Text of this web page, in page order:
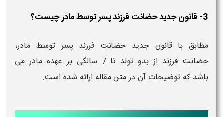
3- قانون جدید حضانت فرزند پسر توسط مادر چیست؟
مطابق با قانون جدید حضانت فرزند پسر توسط مادر،
حضانت فرزند از بدو تولد تا 7 سالگی بر عهده مادر می
باشد که توضیحات آن در متن مقاله ارائه شده است.